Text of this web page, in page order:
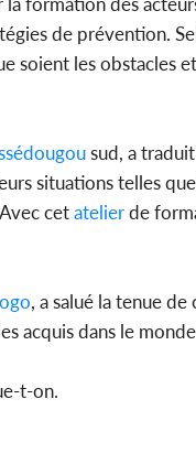
de prévention.
soient les obstacles
sud, a
situations telles
cetatelierde
, a salué la tenue de
acquis dans le
t-on.